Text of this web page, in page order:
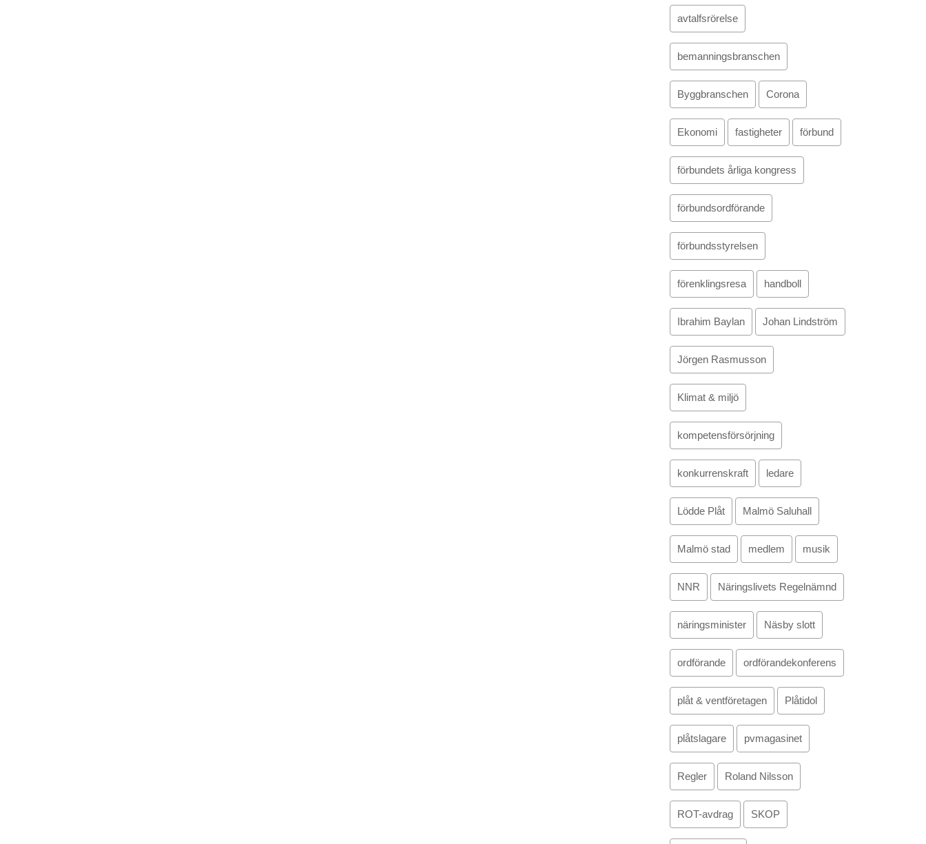
avtalfsrörelse
bemanningsbranschen
Byggbranschen Corona
Ekonomi fastigheter förbund
förbundets årliga kongress
förbundsordförande
förbundsstyrelsen
förenklingsresa handboll
Ibrahim Baylan Johan Lindström
Jörgen Rasmusson
Klimat & miljö
kompetensförsörjning
konkurrenskraft ledare
Lödde Plåt Malmö Saluhall
Malmö stad medlem musik
NNR Näringslivets Regelnämnd
näringsminister Näsby slott
ordförande ordförandekonferens
plåt & ventföretagen Plåtidol
plåtslagare pvmagasinet
Regler Roland Nilsson
ROT-avdrag SKOP